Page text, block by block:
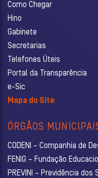
Como Chegar
Hino
Gabinete
Secretarias
Telefones Úteis
Portal da Transparência
e-Sic
Mapa do Site
ÓRGÃOS
CODENI – Companhia de
FENIG – Fundação
PREVINI – Previdência dos